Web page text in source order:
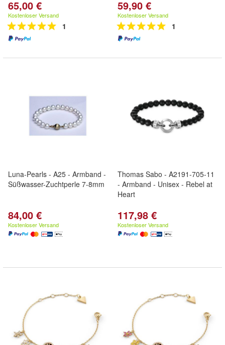
65,00 €
Kostenloser Versand
1
59,90 €
Kostenloser Versand
1
Luna-Pearls - A25 - Armband -
Süßwasser-Zuchtperle 7-8mm
84,00 €
Kostenloser Versand
Thomas Sabo - A2191-705-11
- Armband - Unisex - Rebel at
Heart
117,98 €
Kostenloser Versand